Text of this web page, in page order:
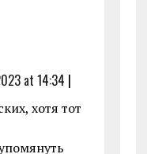
at 14:34 |
хотя тот